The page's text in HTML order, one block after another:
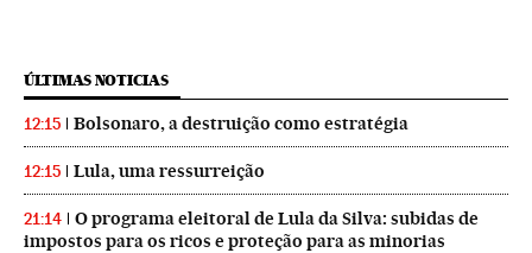
ÚLTIMAS NOTICIAS
12:15 Bolsonaro, a destruição como estratégia
12:15 Lula, uma ressurreição
21:14
O programa eleitoral de Lula da Silva: subidas de
impostos para os ricos e proteção para as minorias